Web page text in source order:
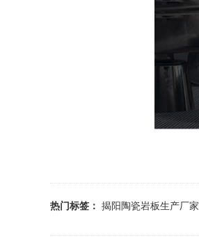
热门标签： 揭阳陶瓷岩板生产厂家